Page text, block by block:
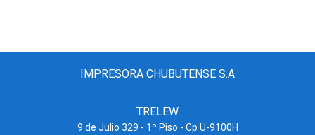
IMPRESORA CHUBUTENSE S.A
TRELEW
9 de Julio 329 - 1º Piso - Cp U-9100H